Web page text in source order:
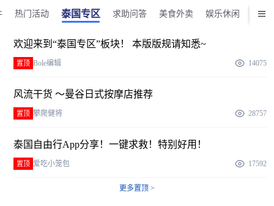
热门活动 泰国专区 求助问答 美食外卖 娱乐休闲 商品
欢迎来到“泰国专区”板块！ 本版版规请知悉~
置顶 Bole编辑 14075
风流干货 ～曼谷日式按摩店推荐
置顶 攀爬健将 28757
泰国自由行App分享！一键求救！特别好用！
置顶 爱吃小笼包 17592
更多置顶 >